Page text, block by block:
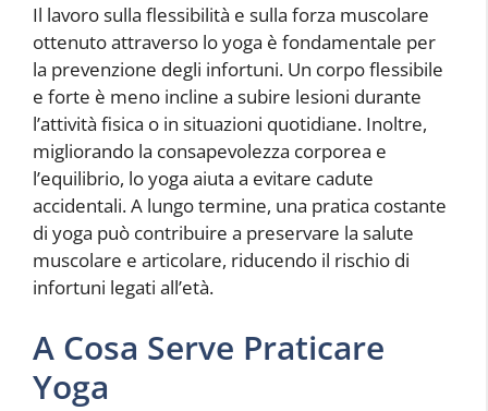
Il lavoro sulla flessibilità e sulla forza muscolare
ottenuto attraverso lo yoga è fondamentale per
la prevenzione degli infortuni. Un corpo flessibile
e forte è meno incline a subire lesioni durante
l’attività fisica o in situazioni quotidiane. Inoltre,
migliorando la consapevolezza corporea e
l’equilibrio, lo yoga aiuta a evitare cadute
accidentali. A lungo termine, una pratica costante
di yoga può contribuire a preservare la salute
muscolare e articolare, riducendo il rischio di
infortuni legati all’età.
A Cosa Serve Praticare
Yoga